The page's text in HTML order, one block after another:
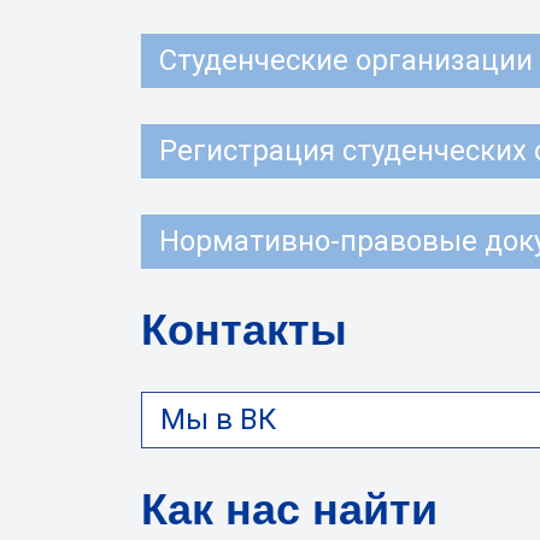
Студенческие организации
Регистрация
Нормативно-правовые
Контакты
Мы в ВК
Как нас найти